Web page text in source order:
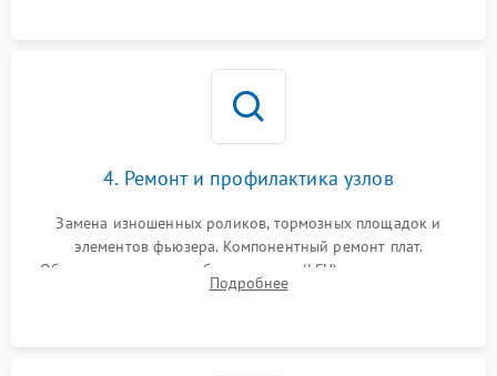
4. Ремонт и профилактика узлов
Замена изношенных роликов, тормозных площадок и
элементов фьюзера. Компонентный ремонт плат.
Обязательная очистка блока лазера (LSU), зеркал и тракта
печати от просыпанного тонера и бумажной пыли.
Подробнее